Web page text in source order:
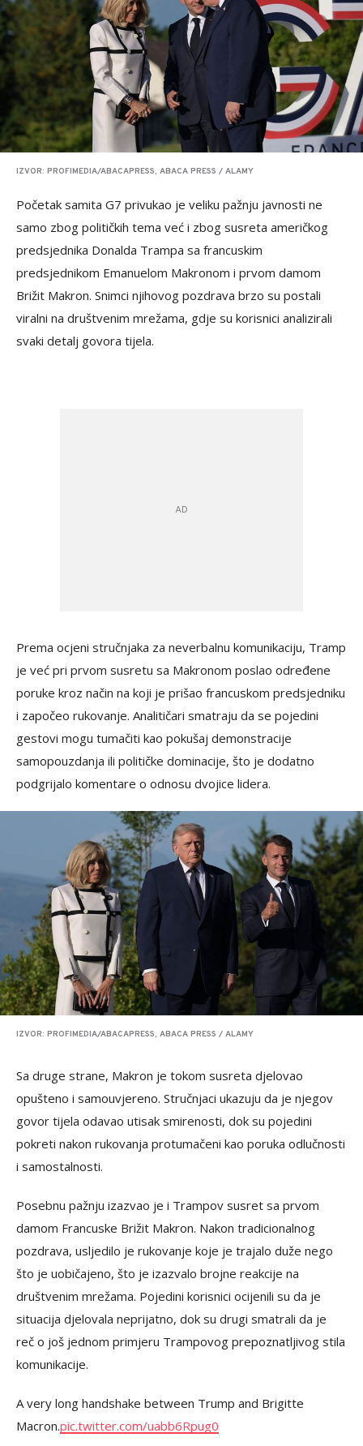
IZVOR: PROFIMEDIA/ABACAPRESS, ABACA PRESS / ALAMY
Početak samita G7 privukao je veliku pažnju javnosti ne
samo zbog političkih tema već i zbog susreta američkog
predsjednika Donalda Trampa sa francuskim
predsjednikom Emanuelom Makronom i prvom damom
Brižit Makron. Snimci njihovog pozdrava brzo su postali
viralni na društvenim mrežama, gdje su korisnici analizirali
svaki detalj govora tijela.
Prema ocjeni stručnjaka za neverbalnu komunikaciju, Tramp
je već pri prvom susretu sa Makronom poslao određene
poruke kroz način na koji je prišao francuskom predsjedniku
i započeo rukovanje. Analitičari smatraju da se pojedini
gestovi mogu tumačiti kao pokušaj demonstracije
samopouzdanja ili političke dominacije, što je dodatno
podgrijalo komentare o odnosu dvojice lidera.
IZVOR: PROFIMEDIA/ABACAPRESS, ABACA PRESS / ALAMY
Sa druge strane, Makron je tokom susreta djelovao
opušteno i samouvjereno. Stručnjaci ukazuju da je njegov
govor tijela odavao utisak smirenosti, dok su pojedini
pokreti nakon rukovanja protumačeni kao poruka odlučnosti
i samostalnosti.
Posebnu pažnju izazvao je i Trampov susret sa prvom
damom Francuske Brižit Makron. Nakon tradicionalnog
pozdrava, usljedilo je rukovanje koje je trajalo duže nego
što je uobičajeno, što je izazvalo brojne reakcije na
društvenim mrežama. Pojedini korisnici ocijenili su da je
situacija djelovala neprijatno, dok su drugi smatrali da je
reč o još jednom primjeru Trampovog prepoznatljivog stila
komunikacije.
A very long handshake between Trump and Brigitte
Macron.pic.twitter.com/uabb6Rpug0